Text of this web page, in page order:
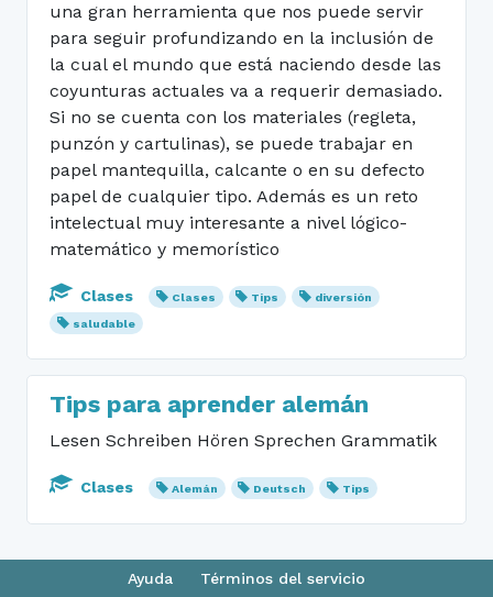
una gran herramienta que nos puede servir
para seguir profundizando en la inclusión de
la cual el mundo que está naciendo desde las
coyunturas actuales va a requerir demasiado.
Si no se cuenta con los materiales (regleta,
punzón y cartulinas), se puede trabajar en
papel mantequilla, calcante o en su defecto
papel de cualquier tipo. Además es un reto
intelectual muy interesante a nivel lógico-
matemático y memorístico
Clases Clases Tips
diversión
saludable
Tips para aprender alemán
Lesen Schreiben Hören Sprechen Grammatik
Clases Alemán Deutsch Tips
Ayuda Términos del servicio